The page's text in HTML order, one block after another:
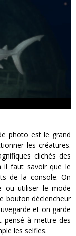
photo est le grand
les créatures.
clichés des
il faut savoir que le
de la console. On
ou utiliser le mode
bouton déclencheur
et on garde
pensé à mettre des
les selfies.